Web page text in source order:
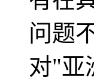
问题
对"亚